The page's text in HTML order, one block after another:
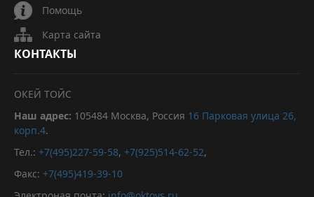
Помощь
Карта сайта
КОНТАКТЫ
ОКЕЙ ТОЙС
Наш адрес: 105484 Москва, Россия 16 Парковая улица 26,
корп.4.
Тел.: +7(495)227-59-58, +7(925)514-62-52,
Факс: +7(495)419-39-10